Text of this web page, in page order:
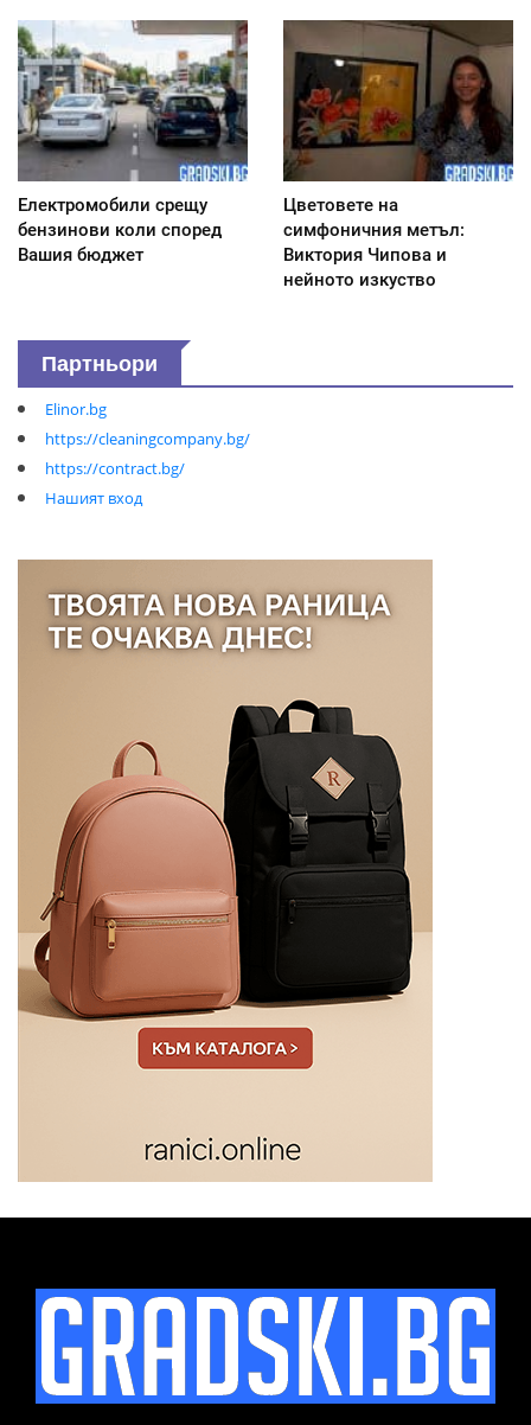
Електромобили срещу
бензинови коли според
Вашия бюджет
Цветовете на
симфоничния метъл:
Виктория Чипова и
нейното изкуство
Партньори
Elinor.bg
https://cleaningcompany.bg/
https://contract.bg/
Нашият вход